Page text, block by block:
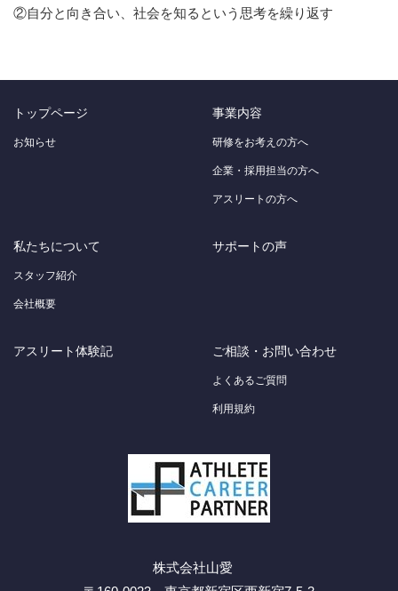
②自分と向き合い、社会を知るという思考を繰り返す
トップページ
お知らせ
事業内容
研修をお考えの方へ
企業・採用担当の方へ
アスリートの方へ
私たちについて
スタッフ紹介
会社概要
サポートの声
アスリート体験記 ご相談・お問い合わせ
よくあるご質問
利用規約
株式会社山愛